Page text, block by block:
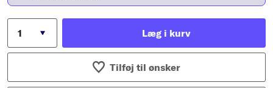
Læg i kurv
Tilføj til ønsker